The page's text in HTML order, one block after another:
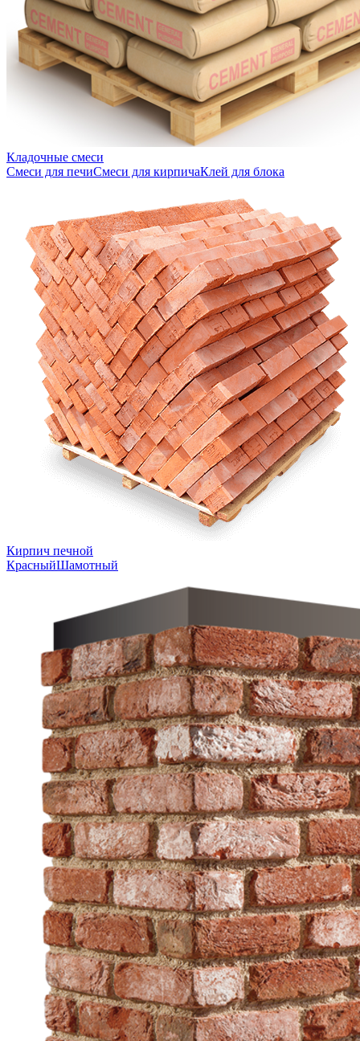
Кладочные смеси
Смеси для печиСмеси для кирпичаКлей для блока
Кирпич печной
КрасныйШамотный